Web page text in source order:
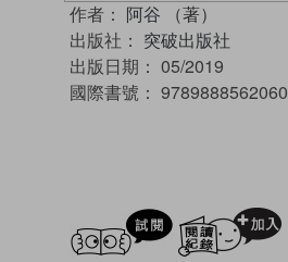
作者： 阿谷 （著）
出版社： 突破出版社
出版日期： 05/2019
國際書號： 9789888562060
試閲